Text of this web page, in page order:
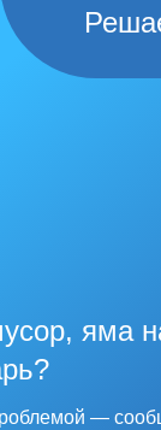
яма
—